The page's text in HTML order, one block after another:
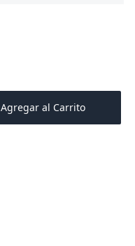
Agregar al Carrito